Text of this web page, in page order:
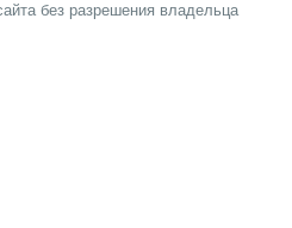
без разрешения владельца